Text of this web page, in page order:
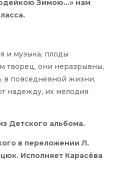
Зимою…» нам
и музыка, плоды
творец, они неразрывны,
в повседневной жизни,
надежду, их мелодия
Детского альбома.
в переложении Л.
Исполняет Карасёва